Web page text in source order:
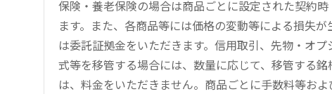
保険・養老保険の場合は商品ごとに設定された契約
ます。また、各商品等には価格の変動等による損失
は委託証拠金をいただきます。信用取引、先物・オ
式等を移管する場合には、数量に応じて、移管する
は、料金をいただきません。商品ごとに手数料等お